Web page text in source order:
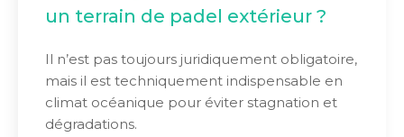
un terrain de padel extérieur ?
Il n’est pas toujours juridiquement obligatoire,
mais il est techniquement indispensable en
climat océanique pour éviter stagnation et
dégradations.